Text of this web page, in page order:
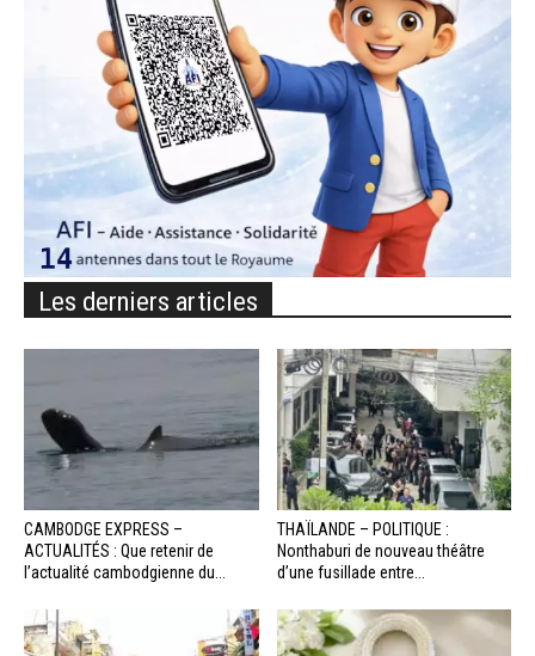
Les derniers articles
CAMBODGE EXPRESS –
ACTUALITÉS : Que retenir de
l’actualité cambodgienne du...
THAÏLANDE – POLITIQUE :
Nonthaburi de nouveau théâtre
d’une fusillade entre...